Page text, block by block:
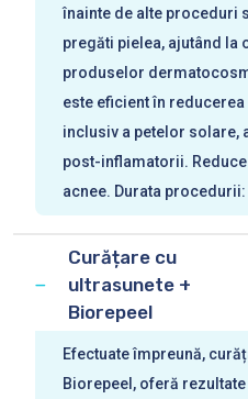
înainte de alte proceduri
pregăti pielea, ajutând la
produselor
este eficient în
inclusiv a petelor solare,
post-inflamatorii.
acnee. Durata
Curățare cu
ultrasunete +
Biorepeel
Efectuate împreună,
Biorepeel, oferă